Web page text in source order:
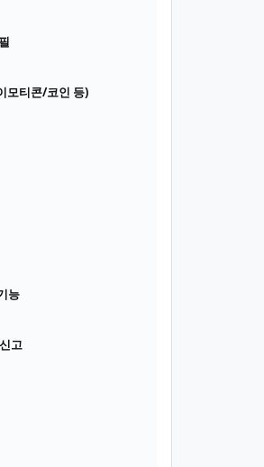
모티콘/코인 등)
능
고